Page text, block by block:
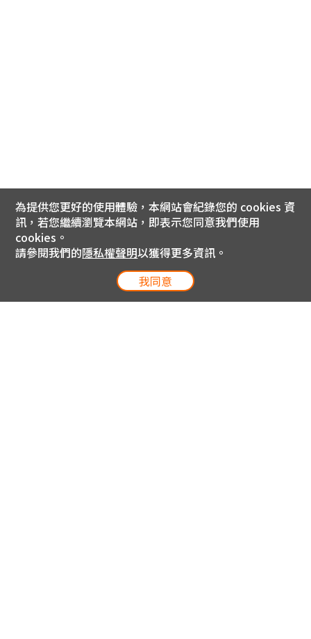
為提供您更好的使用體驗，本網站會紀錄您的 cookies 資
訊，若您繼續瀏覽本網站，即表示您同意我們使用
cookies。
請參閱我們的隱私權聲明以獲得更多資訊。
我同意